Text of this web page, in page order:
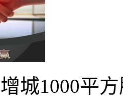
城1000平